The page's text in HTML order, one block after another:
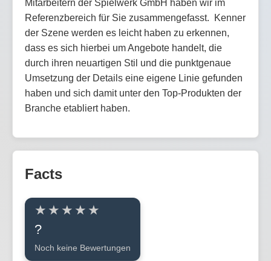
Mitarbeitern der Spielwerk GmbH haben wir im
Referenzbereich für Sie zusammengefasst. Kenner
der Szene werden es leicht haben zu erkennen,
dass es sich hierbei um Angebote handelt, die
durch ihren neuartigen Stil und die punktgenaue
Umsetzung der Details eine eigene Linie gefunden
haben und sich damit unter den Top-Produkten der
Branche etabliert haben.
Facts
?
Noch keine Bewertungen